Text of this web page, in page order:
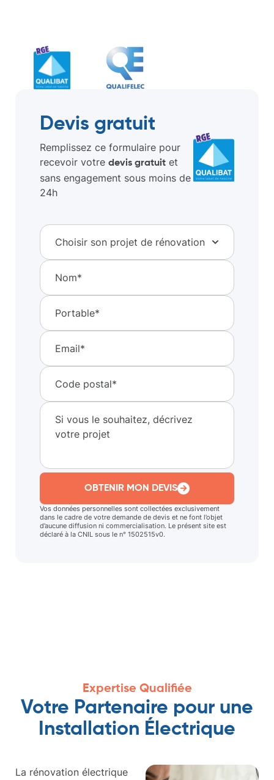
Devis gratuit
Remplissez ce formulaire pour
recevoir votre devis gratuit et
sans engagement sous moins de
24h
Choisir son projet de rénovation
OBTENIR MON DEVIS
Vos données personnelles sont collectées exclusivement
dans le cadre de votre demande de devis et ne font l’objet
d’aucune diffusion ni commercialisation. Le présent site est
déclaré à la CNIL sous le n° 1502515v0.
Expertise Qualifiée
Votre Partenaire pour une
Installation Électrique
La rénovation électrique